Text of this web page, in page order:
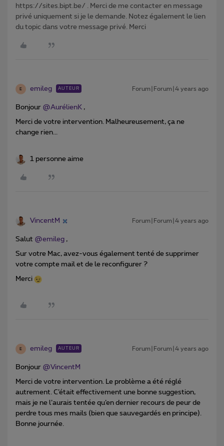
https://sites.bipt.be/ . Merci de me contacter en message
privé uniquement si je le demande. Notez également le lien
du topic dans votre message privé. Merci
E emileg AUTEUR Forum|Forum|4 years ago
Bonjour @AurélienK ,
Merci de votre intervention. Malheureusement, ça ne
change rien...
1 personne aime
VincentM Forum|Forum|4 years ago
Salut @emileg ,
Sur votre Mac, avez-vous également tenté de supprimer
votre compte mail et de le reconfigurer ?
Merci
E emileg AUTEUR Forum|Forum|4 years ago
Bonjour @VincentM
Merci de votre intervention. Le problème a été réglé
autrement. C’était effectivement une bonne suggestion,
mais je ne l’aurais tentée qu’en dernier recours de peur de
perdre tous mes mails (bien que sauvegardés en principe).
Bonne journée.